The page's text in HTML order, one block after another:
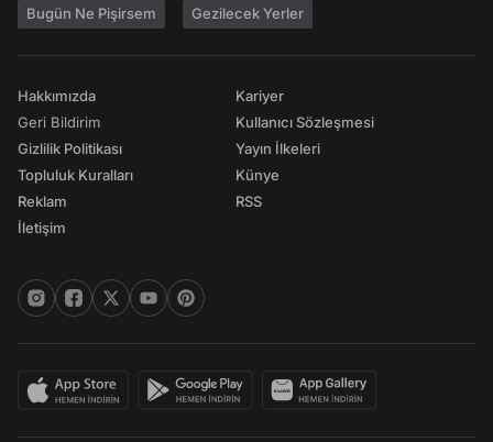
Bugün Ne Pişirsem Gezilecek Yerler
Hakkımızda
Geri Bildirim
Gizlilik Politikası
Topluluk Kuralları
Reklam
İletişim
Kariyer
Kullanıcı Sözleşmesi
Yayın İlkeleri
Künye
RSS